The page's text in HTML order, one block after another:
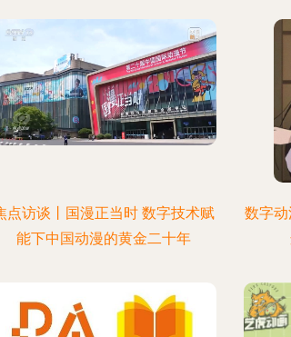
点访谈丨国漫正当时 数字技术赋
能下中国动漫的黄金二十年
数字